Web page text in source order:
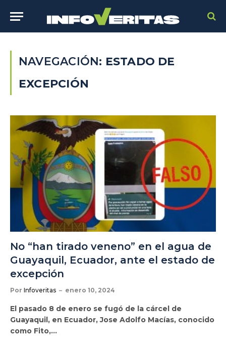
NAVEGACIÓN: ESTADO DE
EXCEPCIÓN
No “han tirado veneno” en el agua de
Guayaquil, Ecuador, ante el estado de
excepción
Por Infoveritas enero 10, 2024
El pasado 8 de enero se fugó de la cárcel de
Guayaquil, en Ecuador, Jose Adolfo Macías, conocido
como Fito,…